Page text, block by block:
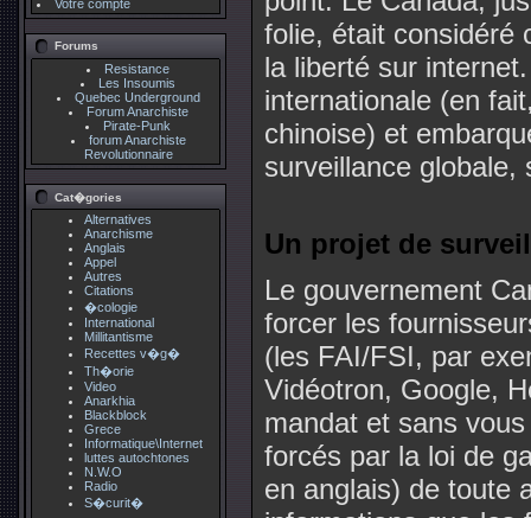
Votre compte
Forums
Resistance
Les Insoumis
Quebec Underground
Forum Anarchiste
Pirate-Punk
forum Anarchiste
Revolutionnaire
Cat�gories
Alternatives
Anarchisme
Anglais
Appel
Autres
Citations
�cologie
International
Millitantisme
Recettes v�g�
Th�orie
Video
Anarkhia
Blackblock
Grece
Informatique\Internet
luttes autochtones
N.W.O
Radio
S�curit�
folie, était considéré
la liberté sur
internationale (en
chinoise) et
surveillance globale,
Un projet de
Le gouvernement
forcer les
(les FAI/FSI, par
Vidéotron, Google,
mandat et sans
forcés par la loi de
en anglais) de toute